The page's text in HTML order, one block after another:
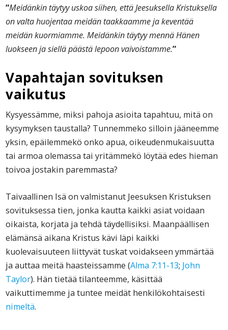
”Meidänkin täytyy uskoa siihen, että Jeesuksella Kristuksella
on valta huojentaa meidän taakkaamme ja keventää
meidän kuormiamme. Meidänkin täytyy mennä Hänen
luokseen ja siellä päästä lepoon vaivoistamme.”
Vapahtajan sovituksen
vaikutus
Kysyessämme, miksi pahoja asioita tapahtuu, mitä on
kysymyksen taustalla? Tunnemmeko silloin jääneemme
yksin, epäilemmekö onko apua, oikeudenmukaisuutta
tai armoa olemassa tai yritämmekö löytää edes hieman
toivoa jostakin paremmasta?
Taivaallinen Isä on valmistanut Jeesuksen Kristuksen
sovituksessa tien, jonka kautta kaikki asiat voidaan
oikaista, korjata ja tehdä täydellisiksi. Maanpäällisen
elämänsä aikana Kristus kävi läpi kaikki
kuolevaisuuteen liittyvät tuskat voidakseen ymmärtää
ja auttaa meitä haasteissamme (Alma 7:11-13; John
Taylor). Hän tietää tilanteemme, käsittää
vaikuttimemme ja tuntee meidät henkilökohtaisesti
nimeltä.